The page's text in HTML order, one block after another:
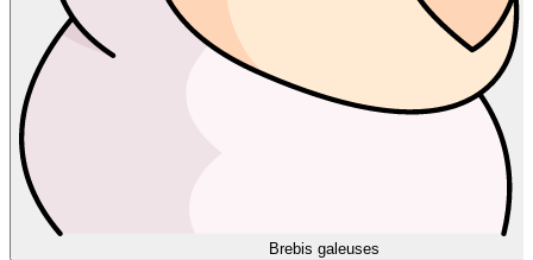
Brebis galeuses